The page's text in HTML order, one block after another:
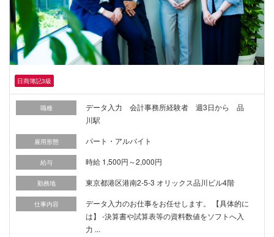
日商簿記3級
職種
データ入力 会計事務所経験者 週3日から 品
川駅
雇用形態 パート・アルバイト
給与 時給 1,500円～2,000円
勤務地 東京都港区港南2-5-3 オリックス品川ビル4階
仕事内容
データ入力のお仕事をお任せします。 【具体的に
は】 -決算書や試算表等の資料数値をソフトへ入
力 ...